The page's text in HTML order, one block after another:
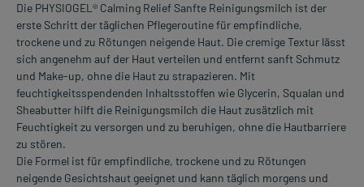
Die PHYSIOGEL® Calming Relief Sanfte Reinigungsmilch ist der
erste Schritt der täglichen Pflegeroutine für empfindliche,
trockene und zu Rötungen neigende Haut. Die cremige Textur lässt
sich angenehm auf der Haut verteilen und entfernt sanft Schmutz
und Make-up, ohne die Haut zu strapazieren. Mit
feuchtigkeitsspendenden Inhaltsstoffen wie Glycerin, Squalan und
Sheabutter hilft die Reinigungsmilch die Haut zusätzlich mit
Feuchtigkeit zu versorgen und zu beruhigen, ohne die Hautbarriere
zu stören.
Die Formel ist für empfindliche, trockene und zu Rötungen
neigende Gesichtshaut geeignet und kann täglich morgens und